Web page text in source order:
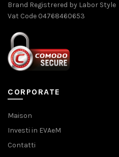
Brand Registrered by Labor Style
Vat Code 04768460653
CORPORATE
Maison
Investi in EVAeM
Contatti